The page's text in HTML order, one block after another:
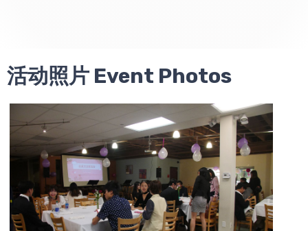
活动照片 Event Photos